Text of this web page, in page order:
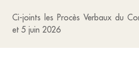
Ci-joints les Procès Verbaux du
et 5 juin 2026